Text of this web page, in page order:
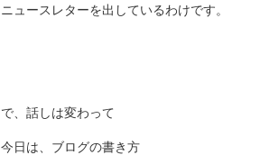
ニュースレターを出しているわけです。
で、話しは変わって
今日は、ブログの書き方